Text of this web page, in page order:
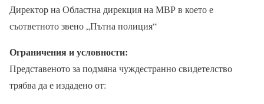
Директор на Областна дирекция на МВР в което е
съответното звено „Пътна полиция“
Ограничения и условности:
Представеното за подмяна чуждестранно свидетелство
трябва да е издадено от: